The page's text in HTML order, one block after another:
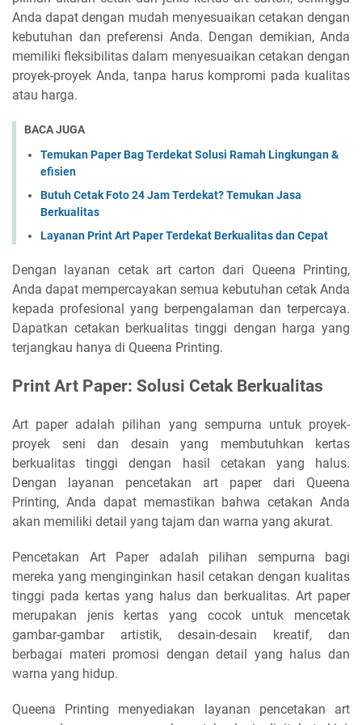
Anda dapat dengan mudah menyesuaikan cetakan dengan
kebutuhan dan preferensi Anda. Dengan demikian, Anda
memiliki fleksibilitas dalam menyesuaikan cetakan dengan
proyek-proyek Anda, tanpa harus kompromi pada kualitas
atau harga.
BACA JUGA
Temukan Paper Bag Terdekat Solusi Ramah Lingkungan &
efisien
Butuh Cetak Foto 24 Jam Terdekat? Temukan Jasa
Berkualitas
Layanan Print Art Paper Terdekat Berkualitas dan Cepat
Dengan layanan cetak art carton dari Queena Printing,
Anda dapat mempercayakan semua kebutuhan cetak Anda
kepada profesional yang berpengalaman dan terpercaya.
Dapatkan cetakan berkualitas tinggi dengan harga yang
terjangkau hanya di Queena Printing.
Print Art Paper: Solusi Cetak Berkualitas
Art paper adalah pilihan yang sempurna untuk proyek-
proyek seni dan desain yang membutuhkan kertas
berkualitas tinggi dengan hasil cetakan yang halus.
Dengan layanan pencetakan art paper dari Queena
Printing, Anda dapat memastikan bahwa cetakan Anda
akan memiliki detail yang tajam dan warna yang akurat.
Pencetakan Art Paper adalah pilihan sempurna bagi
mereka yang menginginkan hasil cetakan dengan kualitas
tinggi pada kertas yang halus dan berkualitas. Art paper
merupakan jenis kertas yang cocok untuk mencetak
gambar-gambar artistik, desain-desain kreatif, dan
berbagai materi promosi dengan detail yang halus dan
warna yang hidup.
Queena Printing menyediakan layanan pencetakan art